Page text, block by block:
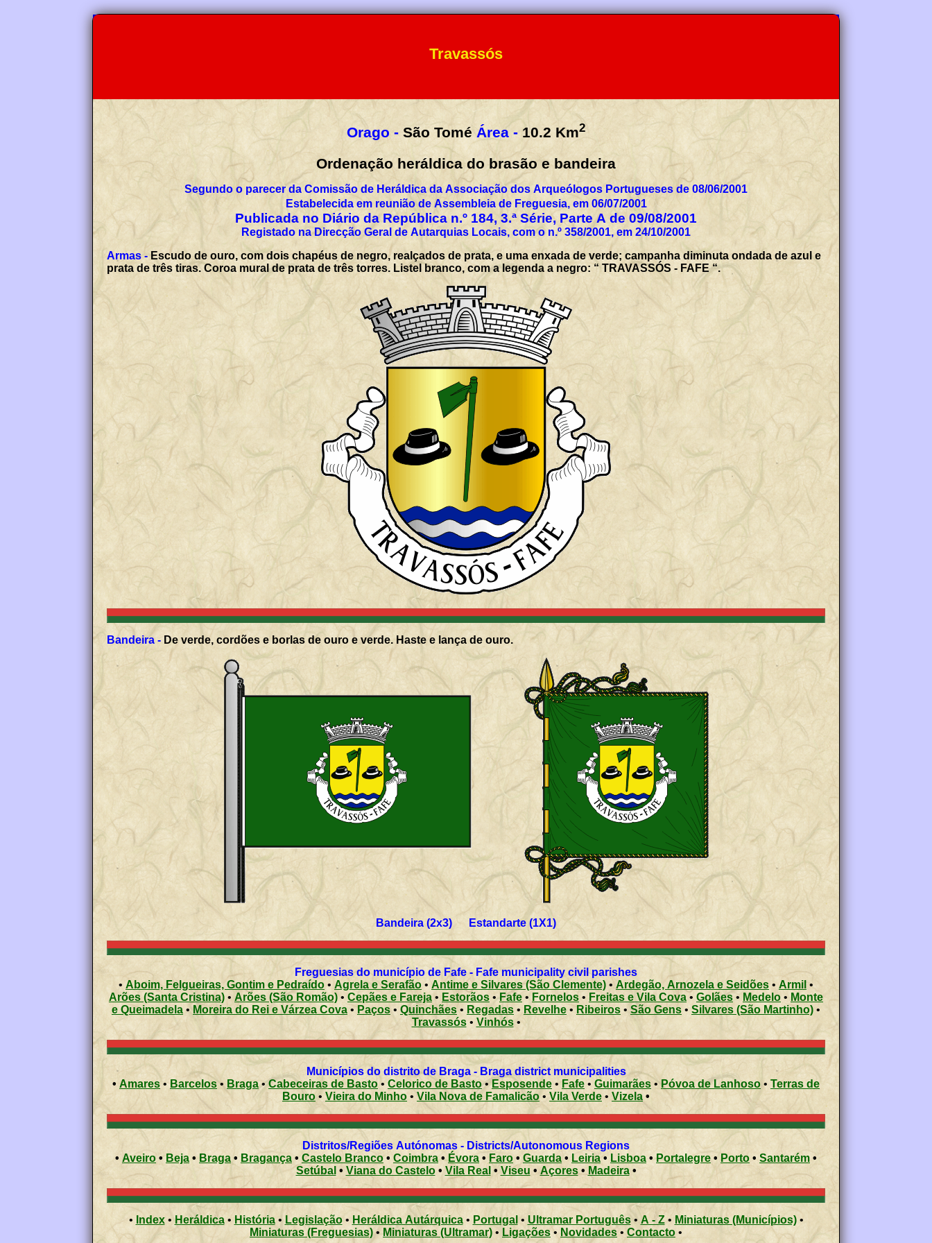
Travassós
Orago - São Tomé Área - 10.2 Km2
Ordenação heráldica do brasão e bandeira
Segundo o parecer da Comissão de Heráldica da Associação dos Arqueólogos Portugueses de 08/06/2001
Estabelecida em reunião de Assembleia de Freguesia, em 06/07/2001
Publicada no Diário da República n.º 184, 3.ª Série, Parte A de 09/08/2001
Registado na Direcção Geral de Autarquias Locais, com o n.º 358/2001, em 24/10/2001
Armas - Escudo de ouro, com dois chapéus de negro, realçados de prata, e uma enxada de verde; campanha diminuta ondada de azul e
prata de três tiras. Coroa mural de prata de três torres. Listel branco, com a legenda a negro: “ TRAVASSÓS - FAFE “.
Bandeira - De verde, cordões e borlas de ouro e verde. Haste e lança de ouro.
Bandeira (2x3) Estandarte (1X1)
Freguesias do município de Fafe - Fafe municipality civil parishes
• Aboim, Felgueiras, Gontim e Pedraído • Agrela e Serafão • Antime e Silvares (São Clemente) • Ardegão, Arnozela e Seidões • Armil •
Arões (Santa Cristina) • Arões (São Romão) • Cepães e Fareja • Estorãos •Fafe • Fornelos • Freitas e Vila Cova • Golães • Medelo • Monte
e Queimadela • Moreira do Rei e Várzea Cova •Paços • Quinchães • Regadas • Revelhe • Ribeiros • São Gens • Silvares (São Martinho) •
Travassós• Vinhós•
Municípios do distrito de Braga - Braga district municipalities
• Amares• Barcelos• Braga•Cabeceiras de Basto • Celorico de Basto•Esposende • Fafe • Guimarães • Póvoa de Lanhoso • Terras de
Bouro • Vieira do Minho • Vila Nova de Famalicão• Vila Verde• Vizela •
Distritos/Regiões Autónomas - Districts/Autonomous Regions
• Aveiro • Beja • Braga • Bragança • Castelo Branco• Coimbra •Évora • Faro • Guarda • Leiria• Lisboa •Portalegre • Porto • Santarém•
Setúbal • Viana do Castelo• Vila Real • Viseu • Açores • Madeira •
• Index•Heráldica• História • Legislação • Heráldica Autárquica• Portugal • Ultramar Português• A - Z• Miniaturas (Municípios)•
Miniaturas (Freguesias)• Miniaturas (Ultramar) • Ligações• Novidades • Contacto •